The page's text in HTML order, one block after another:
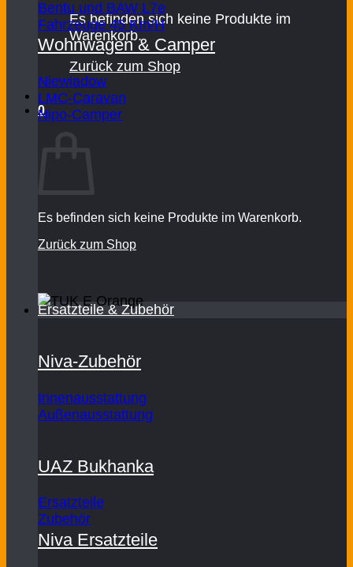
Es befinden sich keine Produkte im
Warenkorb.
Zurück zum Shop
0
Warenkorb
Es befinden sich keine Produkte im Warenkorb.
Zurück zum Shop
Bentu und BAW L7e
Fahrzeuge 45 Km/H
Wohnwagen & Camper
Niewiadow
LMC-Caravan
Nipo-Camper
Ersatzteile & Zubehör
Niva-Zubehör
Innenausstattung
Außenausstattung
UAZ Bukhanka
Ersatzteile
Zubehör
Niva Ersatzteile